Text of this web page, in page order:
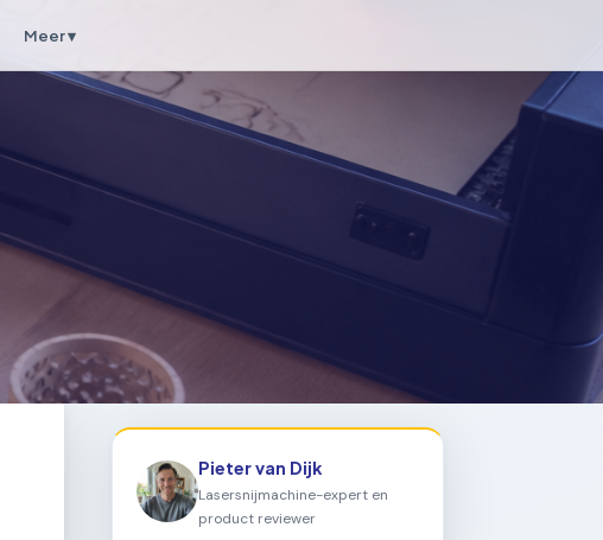
Meer ▾
Pieter van Dijk
Lasersnijmachine-expert en
product reviewer